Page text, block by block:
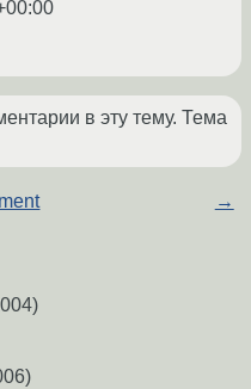
в эту тему. Тема
→